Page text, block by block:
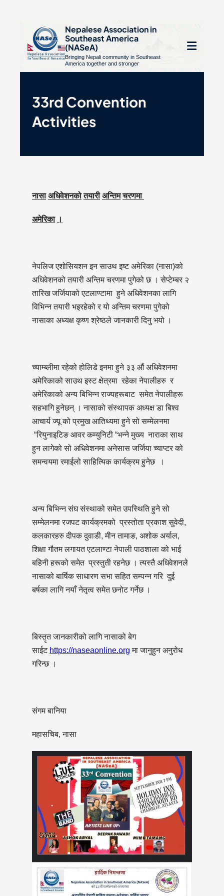
Nepalese Association in
Southeast America
(NASeA)
Bringing Nepali community in Southeast
America together and stronger
33rd Convention
Activities
नासा अधिवेशनको तयारी अन्तिम चरणमा
अमेरिका ।
नेपलिज एशोसियशन इन साउथ इष्ट अमेरिका (नासा)को
अधिवेशनको तयारी अन्तिम चरणमा पुगेको छ । सेप्टेम्बर २
तारिख जर्जियाको एटलाण्टामा हुने अधिवेशनका लागि
विभिन्न तयारी भइरहेको र यो अन्तिम चरणमा पुगेको
नासाका अध्यक्ष कृष्ण श्रेष्ठले जानकारी दिनु भयो ।
च्याम्ब्लीमा रहेको होलिडे इनमा हुने ३३ औं अधिवेशनमा
अमेरिकाको साउथ इस्ट क्षेत्रमा रहेका नेपालीहरु र
अमेरिकाको अन्य बिभिन्न राज्यहरूबाट समेत नेपालीहरू
सहभागि हुनेछन् । नासाको संस्थापक अध्यक्ष डा बिश्व
आचार्य ज्यू को प्रमुख आतिथ्यमा हुने सो सम्मेलनमा
“रियुनाइटिङ आवर कम्युनिटी “भन्ने मुख्य नाराका साथ
हुन लागेको सो अधिवेशनमा अनेसास जर्जिया च्याप्टर को
समन्वयमा रमाईलो साहित्यिक कार्यक्रम हुनेछ ।
अन्य बिभिन्न संघ संस्थाको समेत उपस्थिति हुने सो
सम्मेलनमा रजपट कार्यक्रमको प्रस्तोता प्रकाश सुवेदी,
कलकारहरु दीपक दुवाडी, मीन तामाङ, अशोक अर्याल,
शिक्षा गौतम लगायत एटलाण्टा नेपाली पाठशाला को भाई
बहिनी हरूको समेत प्रस्तुती रहनेछ । त्यस्तै अधिवेशनले
नासाको बार्षिक साधारण सभा सहित सम्पन्न गरि दुई
बर्षका लागि नयाँ नेतृत्व समेत छनोट गर्नेछ ।
बिस्त़ृत जानकारीको लागि नासाको बेग
साईट https://naseaonline.org मा जानुहुन अनुरोध
गरिन्छ ।
संगम बानिया
महासचिब, नासा